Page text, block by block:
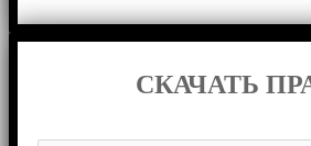
СКАЧАТЬ